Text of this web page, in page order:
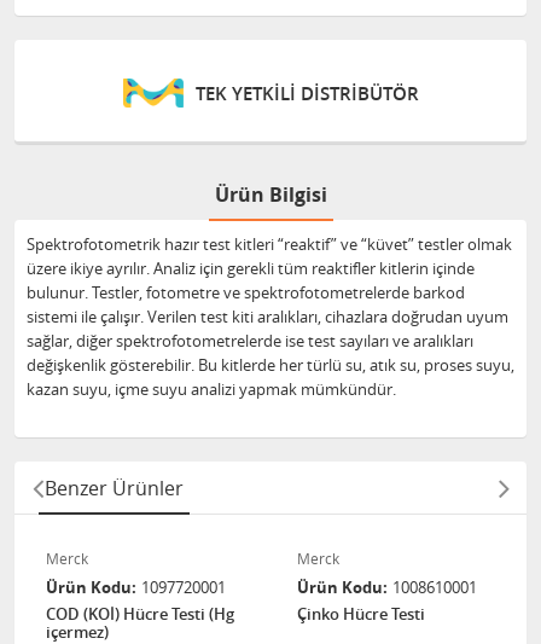
TEK YETKİLİ DİSTRİBÜTÖR
Ürün Bilgisi
Spektrofotometrik hazır test kitleri “reaktif” ve “küvet” testler olmak
üzere ikiye ayrılır. Analiz için gerekli tüm reaktifler kitlerin içinde
bulunur. Testler, fotometre ve spektrofotometrelerde barkod
sistemi ile çalışır. Verilen test kiti aralıkları, cihazlara doğrudan uyum
sağlar, diğer spektrofotometrelerde ise test sayıları ve aralıkları
değişkenlik gösterebilir. Bu kitlerde her türlü su, atık su, proses suyu,
kazan suyu, içme suyu analizi yapmak mümkündür.
Benzer Ürünler
Merck
Ürün Kodu 1097720001
COD (KOİ) Hücre Testi (Hg
içermez)
Merck
Ürün Kodu 1008610001
Çinko Hücre Testi